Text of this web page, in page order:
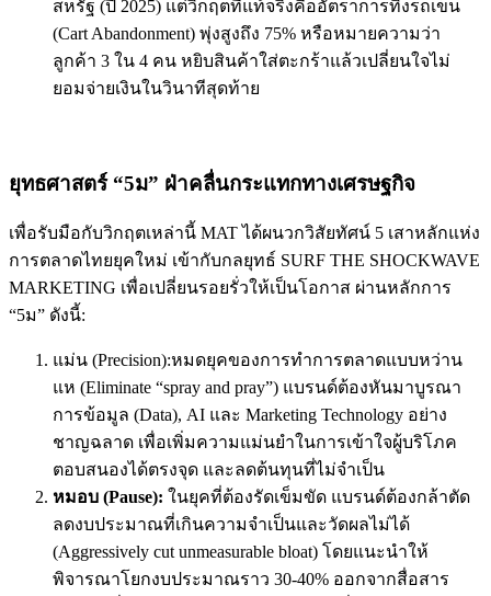
สหรัฐ (ปี 2025) แต่วิกฤตที่แท้จริงคืออัตราการทิ้งรถเข็น
(Cart Abandonment) พุ่งสูงถึง 75% หรือหมายความว่า
ลูกค้า 3 ใน 4 คน หยิบสินค้าใส่ตะกร้าแล้วเปลี่ยนใจไม่
ยอมจ่ายเงินในวินาทีสุดท้าย
ยุทธศาสตร์ “5ม” ฝ่าคลื่นกระแทกทางเศรษฐกิจ
เพื่อรับมือกับวิกฤตเหล่านี้ MAT ได้ผนวกวิสัยทัศน์ 5 เสาหลักแห่ง
การตลาดไทยยุคใหม่ เข้ากับกลยุทธ์ SURF THE SHOCKWAVE
MARKETING เพื่อเปลี่ยนรอยรั่วให้เป็นโอกาส ผ่านหลักการ
“5ม” ดังนี้:
แม่น (Precision):หมดยุคของการทำการตลาดแบบหว่าน
แห (Eliminate “spray and pray”) แบรนด์ต้องหันมาบูรณา
การข้อมูล (Data), AI และ Marketing Technology อย่าง
ชาญฉลาด เพื่อเพิ่มความแม่นยำในการเข้าใจผู้บริโภค
ตอบสนองได้ตรงจุด และลดต้นทุนที่ไม่จำเป็น
หมอบ (Pause): ในยุคที่ต้องรัดเข็มขัด แบรนด์ต้องกล้าตัด
ลดงบประมาณที่เกินความจำเป็นและวัดผลไม่ได้
(Aggressively cut unmeasurable bloat) โดยแนะนำให้
พิจารณาโยกงบประมาณราว 30-40% ออกจากสื่อสาร